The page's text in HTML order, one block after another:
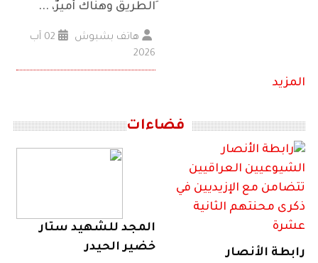
ِالطريقْ وهناك أميرٌ، ...
هاتف بشبوش
02 آب
2026
المزيد
فضاءات
رابطة الأنصار
المجد للشهيد ستار
خضير الحيدر